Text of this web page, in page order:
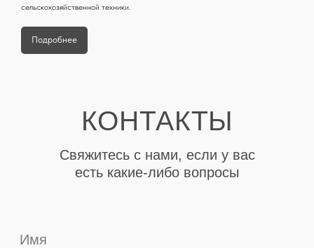
сельскохозяйственной техники.
Подробнее